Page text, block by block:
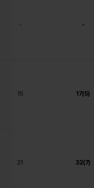
- -
15 17(5)
21 32(7)